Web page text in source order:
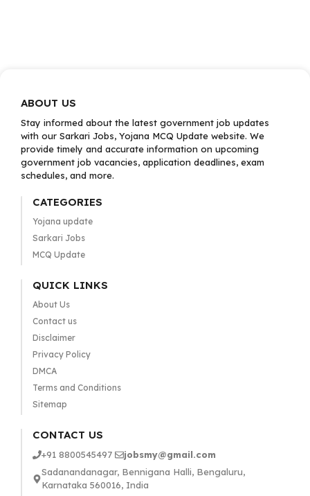
ABOUT US
Stay informed about the latest government job updates
with our Sarkari Jobs, Yojana MCQ Update website. We
provide timely and accurate information on upcoming
government job vacancies, application deadlines, exam
schedules, and more.
CATEGORIES
Yojana update
Sarkari Jobs
MCQ Update
QUICK LINKS
About Us
Contact us
Disclaimer
Privacy Policy
DMCA
Terms and Conditions
Sitemap
CONTACT US
+91 8800545497
jobsmy@gmail.com
Sadanandanagar, Bennigana Halli, Bengaluru,
Karnataka 560016, India